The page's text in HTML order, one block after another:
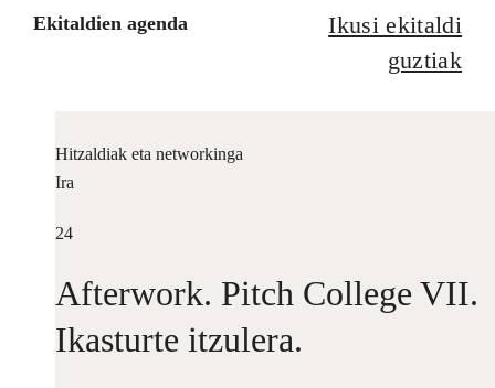
Ekitaldien agenda
Ikusi ekitaldi
guztiak
Hitzaldiak eta networkinga
Ira
24
Afterwork. Pitch College VII.
Ikasturte itzulera.